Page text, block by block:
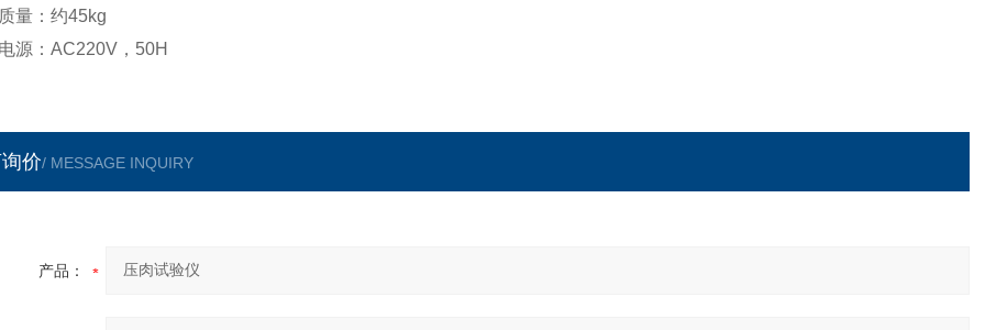
：约45kg
：AC220V，50H
价/ MESSAGE INQUIRY
产品：